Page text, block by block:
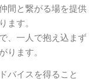
間と繋がる場を提供
ます。
、一人で抱え込まず
ります。
バイスを得ること